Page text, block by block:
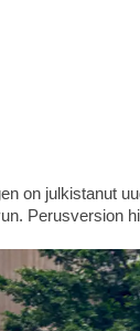
on julkistanut
Perusversion